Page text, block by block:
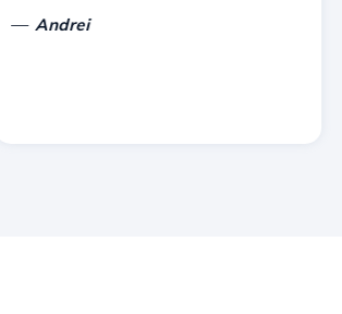
Andrei